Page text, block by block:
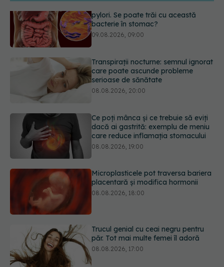
Transpirații nocturne: semnul ignorat
care poate ascunde probleme
Ce poți mânca și ce trebuie să eviți
dacă ai gastrită: exemplu de meniu
Microplasticele pot traversa bariera
placentară și modifica hormonii
Trucul genial cu ceai negru pentru
Simptomele infecției cu Helicobacter